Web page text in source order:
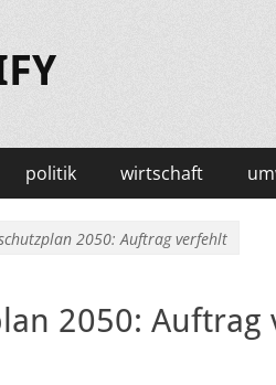
politik wirtschaft
2050: Auftrag verfehlt
2050: Auftrag